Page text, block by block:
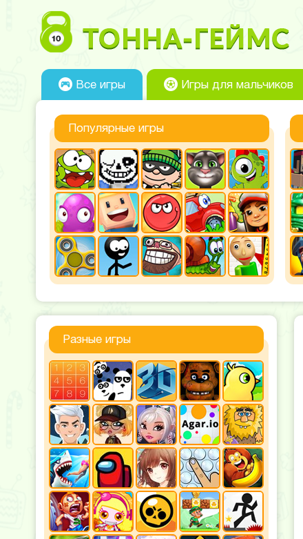
Все игры Игры для мальчиков
Популярные игры
Разные игры